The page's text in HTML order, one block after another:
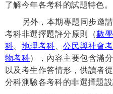
了解今年各考科的試題特色。
另外，本期專題同步邀
考科非選擇題評分原則（數
科
地理考科 、公民與社會
物考科），內容主要包含滿
以及考生作答情形，供讀者
分科測驗各考科的非選擇題設